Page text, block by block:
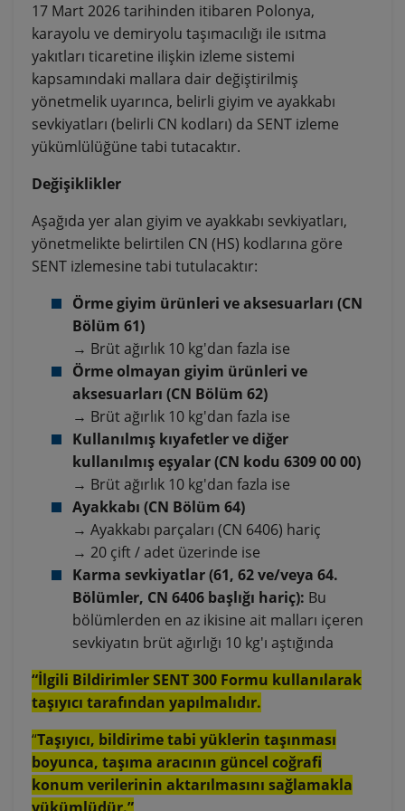
17 Mart 2026 tarihinden itibaren Polonya,
karayolu ve demiryolu taşımacılığı ile ısıtma
yakıtları ticaretine ilişkin izleme sistemi
kapsamındaki mallara dair değiştirilmiş
yönetmelik uyarınca, belirli giyim ve ayakkabı
sevkiyatları (belirli CN kodları) da SENT izleme
yükümlülüğüne tabi tutacaktır.
Değişiklikler
Aşağıda yer alan giyim ve ayakkabı sevkiyatları,
yönetmelikte belirtilen CN (HS) kodlarına göre
SENT izlemesine tabi tutulacaktır:
Örme giyim ürünleri ve aksesuarları (CN
Bölüm 61)
→ Brüt ağırlık 10 kg'dan fazla ise
Örme olmayan giyim ürünleri ve
aksesuarları (CN Bölüm 62)
→ Brüt ağırlık 10 kg'dan fazla ise
Kullanılmış kıyafetler ve diğer
kullanılmış eşyalar (CN kodu 6309 00 00)
→ Brüt ağırlık 10 kg'dan fazla ise
Ayakkabı (CN Bölüm 64)
→ Ayakkabı parçaları (CN 6406) hariç
→ 20 çift / adet üzerinde ise
Karma sevkiyatlar (61, 62 ve/veya 64.
Bölümler, CN 6406 başlığı hariç): Bu
bölümlerden en az ikisine ait malları içeren
sevkiyatın brüt ağırlığı 10 kg'ı aştığında
“İlgili Bildirimler SENT 300 Formu kullanılarak
taşıyıcı tarafından yapılmalıdır.
“Taşıyıcı, bildirime tabi yüklerin taşınması
boyunca, taşıma aracının güncel coğrafi
konum verilerinin aktarılmasını sağlamakla